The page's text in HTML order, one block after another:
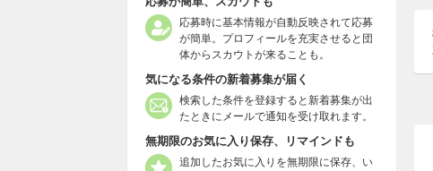
応募時に基本情報が自動反映されて応募
が簡単。プロフィールを充実させると団
体からスカウトが来ることも。
気になる条件の新着募集が届く
検索した条件を登録すると新着募集が出
たときにメールで通知を受け取れます。
無期限のお気に入り保存、リマインドも
追加したお気に入りを無期限に保存、い